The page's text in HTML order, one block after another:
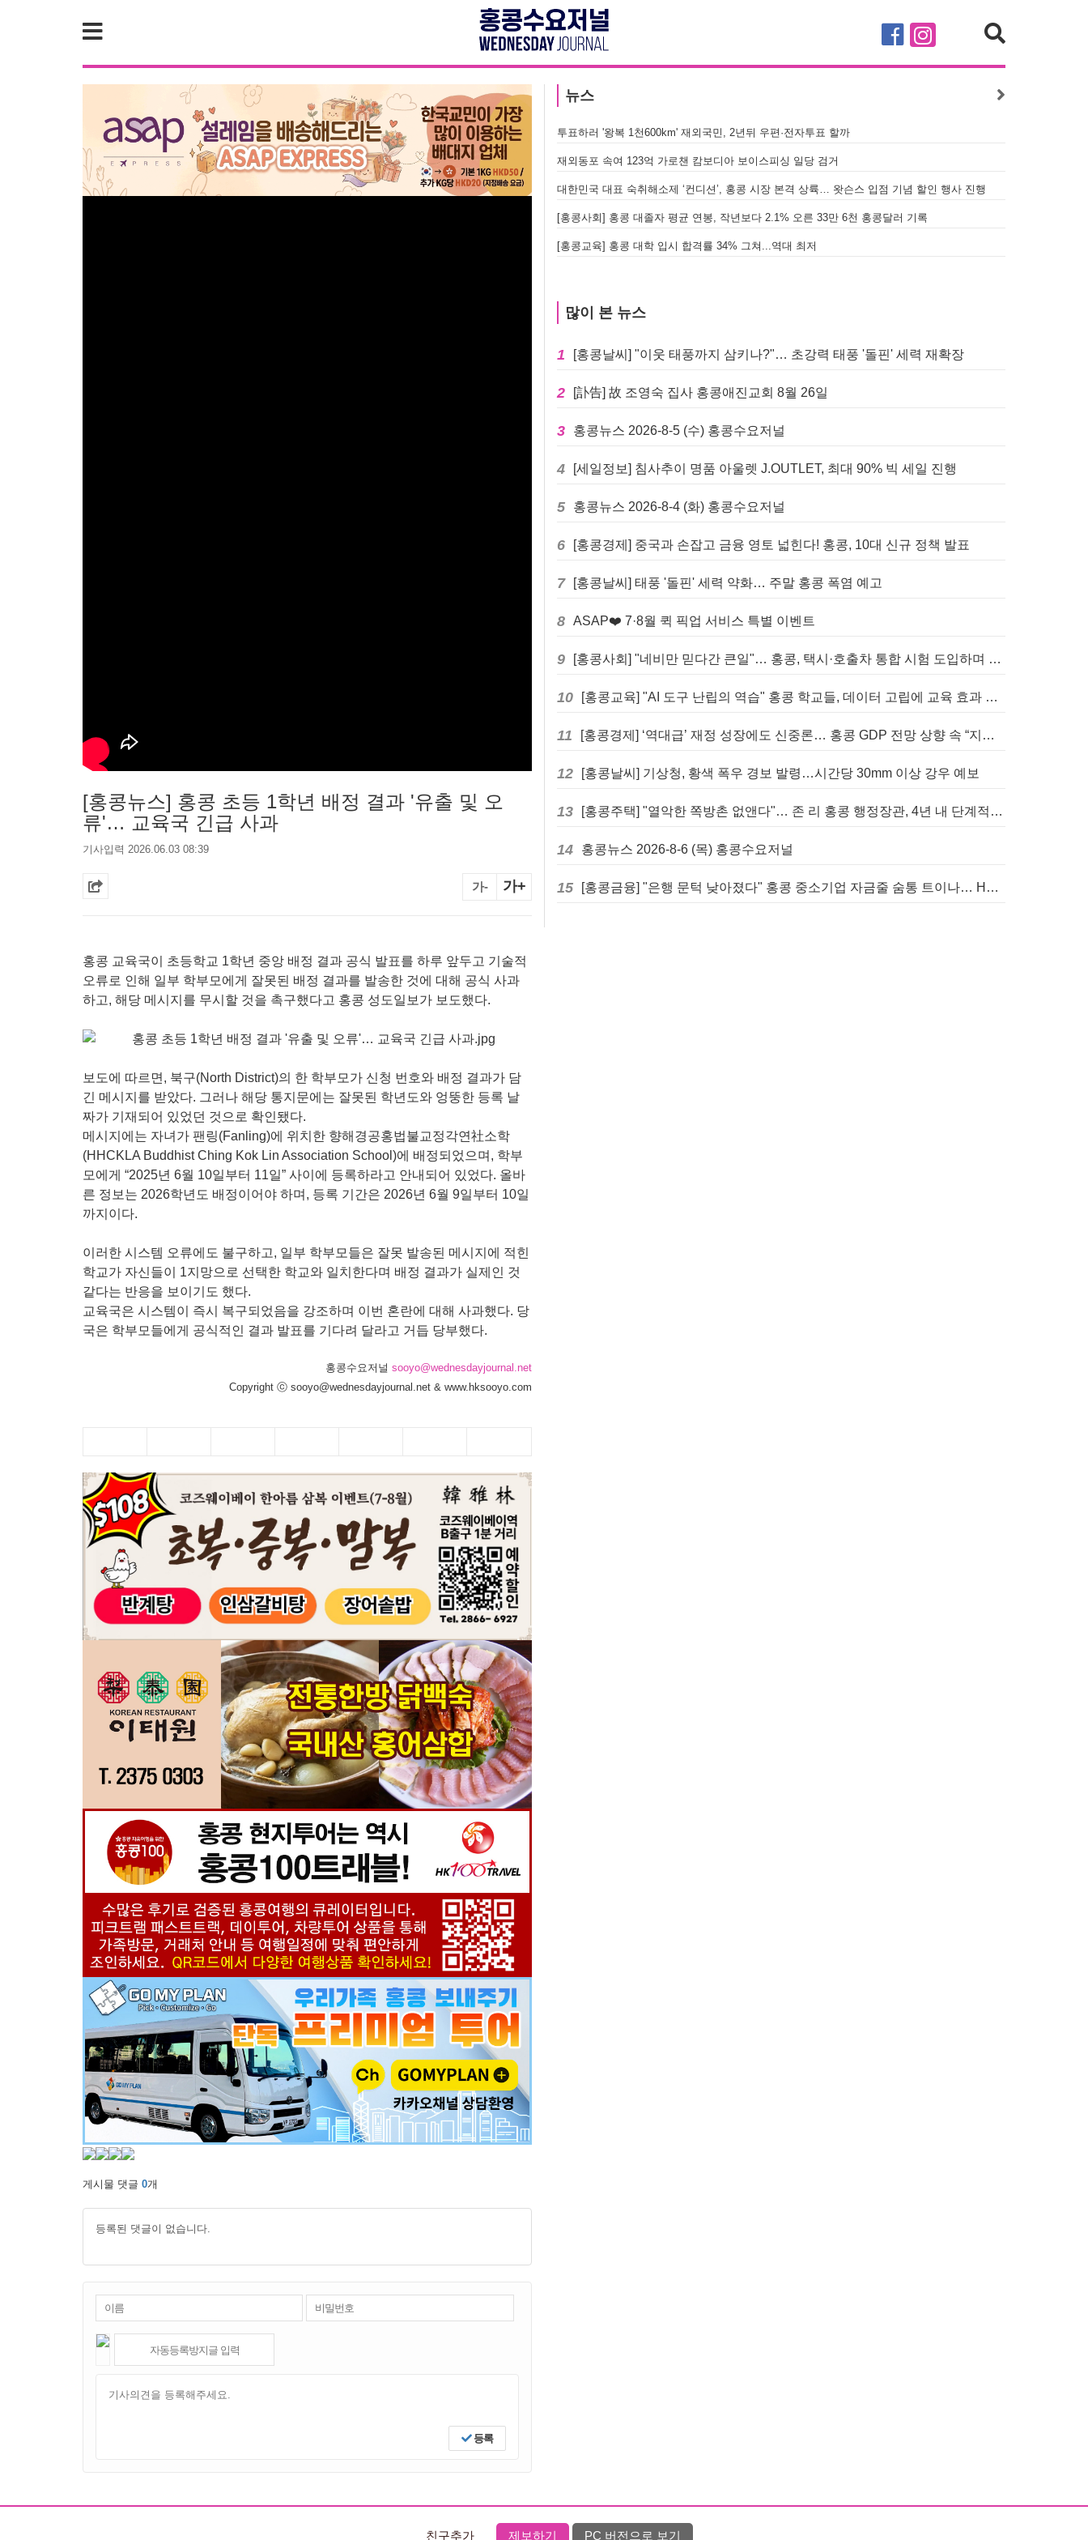
[홍콩뉴스] 홍콩 초등 1학년 배정 결과 '유출 및 오
류'… 교육국 긴급 사과
기사입력 2026.06.03 08:39
가- 가+
홍콩 교육국이 초등학교 1학년 중앙 배정 결과 공식 발표를 하루 앞두고 기술적
오류로 인해 일부 학부모에게 잘못된 배정 결과를 발송한 것에 대해 공식 사과
하고, 해당 메시지를 무시할 것을 촉구했다고 홍콩 성도일보가 보도했다.
보도에 따르면, 북구(North District)의 한 학부모가 신청 번호와 배정 결과가 담
긴 메시지를 받았다. 그러나 해당 통지문에는 잘못된 학년도와 엉뚱한 등록 날
짜가 기재되어 있었던 것으로 확인됐다.
메시지에는 자녀가 팬링(Fanling)에 위치한 향해경공홍법불교정각연社소학
(HHCKLA Buddhist Ching Kok Lin Association School)에 배정되었으며, 학부
모에게 “2025년 6월 10일부터 11일” 사이에 등록하라고 안내되어 있었다. 올바
른 정보는 2026학년도 배정이어야 하며, 등록 기간은 2026년 6월 9일부터 10일
까지이다.
이러한 시스템 오류에도 불구하고, 일부 학부모들은 잘못 발송된 메시지에 적힌
학교가 자신들이 1지망으로 선택한 학교와 일치한다며 배정 결과가 실제인 것
같다는 반응을 보이기도 했다.
교육국은 시스템이 즉시 복구되었음을 강조하며 이번 혼란에 대해 사과했다. 당
국은 학부모들에게 공식적인 결과 발표를 기다려 달라고 거듭 당부했다.
홍콩수요저널 sooyo@wednesdayjournal.net
Copyright ⓒ sooyo@wednesdayjournal.net & www.hksooyo.com
게시물 댓글 0개
등록된 댓글이 없습니다.
등록
뉴스
투표하러 '왕복 1천600km' 재외국민, 2년뒤 우편·전자투표 할까
재외동포 속여 123억 가로챈 캄보디아 보이스피싱 일당 검거
대한민국 대표 숙취해소제 ‘컨디션’, 홍콩 시장 본격 상륙… 왓슨스 입점 기념 할인 행사 진행
[홍콩사회] 홍콩 대졸자 평균 연봉, 작년보다 2.1% 오른 33만 6천 홍콩달러 기록
[홍콩교육] 홍콩 대학 입시 합격률 34% 그쳐...역대 최저
많이 본 뉴스
1 [홍콩날씨] "이웃 태풍까지 삼키나?"… 초강력 태풍 '돌핀' 세력 재확장
2 [訃告] 故 조영숙 집사 홍콩애진교회 8월 26일
3 홍콩뉴스 2026-8-5 (수) 홍콩수요저널
4 [세일정보] 침사추이 명품 아울렛 J.OUTLET, 최대 90% 빅 세일 진행
5 홍콩뉴스 2026-8-4 (화) 홍콩수요저널
6 [홍콩경제] 중국과 손잡고 금융 영토 넓힌다! 홍콩, 10대 신규 정책 발표
7 [홍콩날씨] 태풍 '돌핀' 세력 약화… 주말 홍콩 폭염 예고
8 ASAP❤️ 7·8월 퀵 픽업 서비스 특별 이벤트
9 [홍콩사회] "네비만 믿다간 큰일"… 홍콩, 택시·호출차 통합 시험 도입하며 규제 본격화
10 [홍콩교육] "AI 도구 난립의 역습" 홍콩 학교들, 데이터 고립에 교육 효과 평가 비상
11 [홍콩경제] ‘역대급’ 재정 성장에도 신중론… 홍콩 GDP 전망 상향 속 “지정학적 리스크 경계”
12 [홍콩날씨] 기상청, 황색 폭우 경보 발령…시간당 30mm 이상 강우 예보
13 [홍콩주택] "열악한 쪽방촌 없앤다"… 존 리 홍콩 행정장관, 4년 내 단계적 폐지 선언
14 홍콩뉴스 2026-8-6 (목) 홍콩수요저널
15 [홍콩금융] "은행 문턱 낮아졌다" 홍콩 중소기업 자금줄 숨통 트이나… HKMA "2분기 신용 조건 안정적"
친구추가 제보하기 PC 버전으로 보기